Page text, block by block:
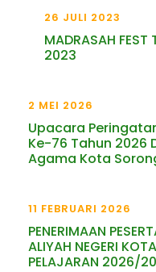
26 JULI 2023
MADRASAH FEST
2023
2 MEI 2026
Upacara
Ke-76 Tahun 2026
Agama Kota
11 FEBRUARI 2026
PENERIMAAN
ALIYAH NEGERI
PELAJARAN 2026/